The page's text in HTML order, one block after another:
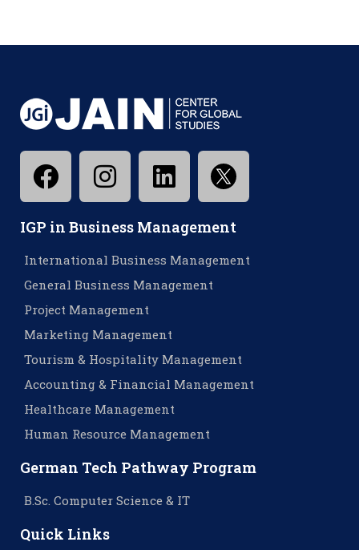
IGP in Business Management
International Business Management
General Business Management
Project Management
Marketing Management
Tourism & Hospitality Management
Accounting & Financial Management
Healthcare Management
Human Resource Management
German Tech Pathway Program
B.Sc. Computer Science & IT
Quick Links